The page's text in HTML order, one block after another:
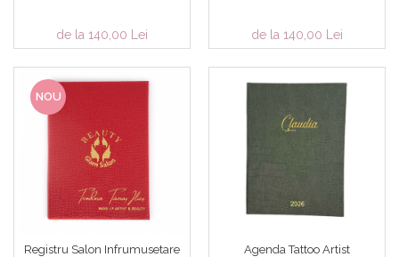
de la 140,00 Lei de la 140,00 Lei
NOU
Registru Salon Infrumusetare Agenda Tattoo Artist